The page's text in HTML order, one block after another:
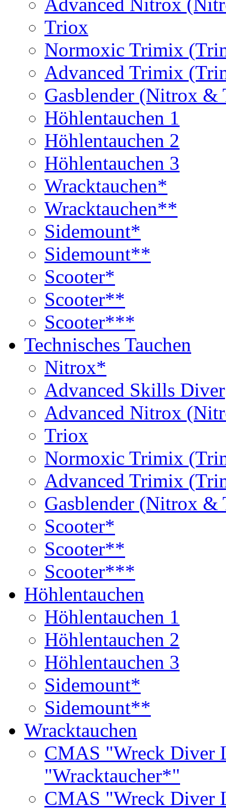
Triox
Normoxic Trimix
Advanced Trimix
Gasblender (Nitrox
Höhlentauchen 1
Höhlentauchen 2
Höhlentauchen 3
Wracktauchen*
Wracktauchen**
Sidemount*
Sidemount**
Scooter*
Scooter**
Scooter***
Technisches Tauchen
Nitrox*
Advanced Skills Diver
Advanced Nitrox
Triox
Normoxic Trimix
Advanced Trimix
Gasblender (Nitrox
Scooter*
Scooter**
Scooter***
Höhlentauchen
Höhlentauchen 1
Höhlentauchen 2
Höhlentauchen 3
Sidemount*
Sidemount**
Wracktauchen
CMAS "Wreck Diver
"Wracktaucher*"
CMAS "Wreck Diver